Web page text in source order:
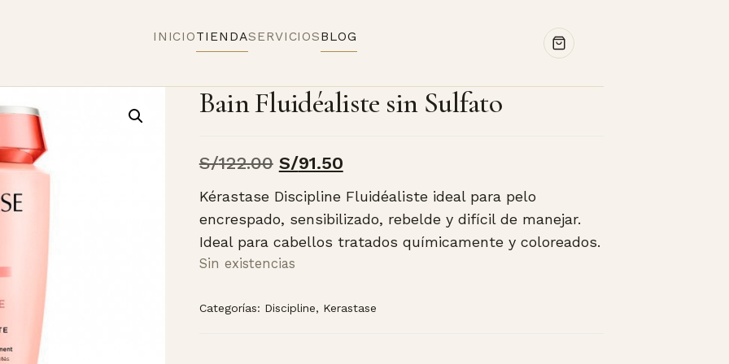
INICIOTIENDASERVICIOSBLOG
Bain Fluidéaliste sin Sulfato
S/122.00 El
precio
original
era:
S/91.50El
precio
actual
es:
Kérastase Discipline Fluidéaliste ideal para pelo
encrespado, sensibilizado, rebelde y difícil de manejar.
Ideal para cabellos tratados químicamente y coloreados.
Sin existencias
Categorías: Discipline, Kerastase